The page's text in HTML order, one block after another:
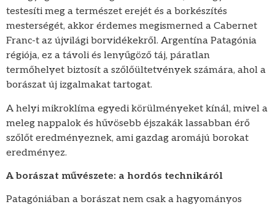
testesíti meg a természet erejét és a borkészítés
mesterségét, akkor érdemes megismerned a Cabernet
Franc-t az újvilági borvidékekről. Argentína Patagónia
régiója, ez a távoli és lenyűgöző táj, páratlan
termőhelyet biztosít a szőlőültetvények számára, ahol a
borászat új izgalmakat tartogat.
A helyi mikroklíma egyedi körülményeket kínál, mivel a
meleg nappalok és hűvösebb éjszakák lassabban érő
szőlőt eredményeznek, ami gazdag aromájú borokat
eredményez.
A borászat művészete: a hordós technikáról
Patagóniában a borászat nem csak a hagyományos